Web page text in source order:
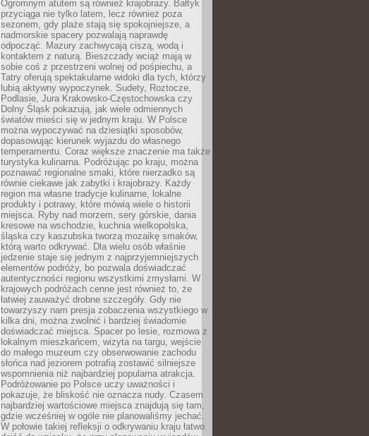
Ogromnym atutem są również krajobrazy. Bałtyk
przyciąga nie tylko latem, lecz również poza
sezonem, gdy plaże stają się spokojniejsze, a
nadmorskie spacery pozwalają naprawdę
odpocząć. Mazury zachwycają ciszą, wodą i
kontaktem z naturą. Bieszczady wciąż mają w
sobie coś z przestrzeni wolnej od pośpiechu, a
Tatry oferują spektakularne widoki dla tych, którzy
lubią aktywny wypoczynek. Sudety, Roztocze,
Podlasie, Jura Krakowsko-Częstochowska czy
Dolny Śląsk pokazują, jak wiele odmiennych
światów mieści się w jednym kraju. W Polsce
można wypoczywać na dziesiątki sposobów,
dopasowując kierunek wyjazdu do własnego
temperamentu. Coraz większe znaczenie ma także
turystyka kulinarna. Podróżując po kraju, można
poznawać regionalne smaki, które nierzadko są
równie ciekawe jak zabytki i krajobrazy. Każdy
region ma własne tradycje kulinarne, lokalne
produkty i potrawy, które mówią wiele o historii
miejsca. Ryby nad morzem, sery górskie, dania
kresowe na wschodzie, kuchnia wielkopolska,
śląska czy kaszubska tworzą mozaikę smaków,
którą warto odkrywać. Dla wielu osób właśnie
jedzenie staje się jednym z najprzyjemniejszych
elementów podróży, bo pozwala doświadczać
autentyczności regionu wszystkimi zmysłami. W
krajowych podróżach cenne jest również to, że
łatwiej zauważyć drobne szczegóły. Gdy nie
towarzyszy nam presja zobaczenia wszystkiego w
kilka dni, można zwolnić i bardziej świadomie
doświadczać miejsca. Spacer po lesie, rozmowa z
lokalnym mieszkańcem, wizyta na targu, wejście
do małego muzeum czy obserwowanie zachodu
słońca nad jeziorem potrafią zostawić silniejsze
wspomnienia niż najbardziej popularna atrakcja.
Podróżowanie po Polsce uczy uważności i
pokazuje, że bliskość nie oznacza nudy. Czasem
najbardziej wartościowe miejsca znajdują się tam,
gdzie wcześniej w ogóle nie planowaliśmy jechać.
W połowie takiej refleksji o odkrywaniu kraju łatwo